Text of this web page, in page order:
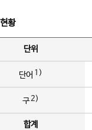
황
단위
단어 1)
구2)
합계